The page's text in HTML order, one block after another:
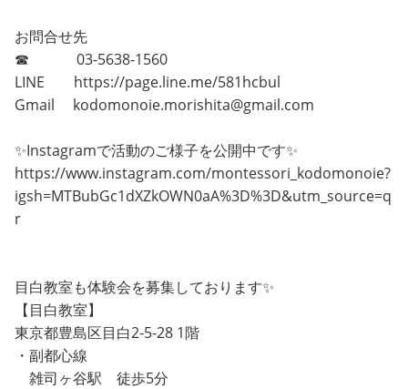
お問合せ先
☎ 03-5638-1560
LINE https://page.line.me/581hcbul
Gmail kodomonoie.morishita@gmail.com
✨Instagramで活動のご様子を公開中です✨
https://www.instagram.com/montessori_kodomonoie?
igsh=MTBubGc1dXZkOWN0aA%3D%3D&utm_source=q
r
目白教室も体験会を募集しております✨
【目白教室】
東京都豊島区目白2-5-28 1階
・副都心線
雑司ヶ谷駅 徒歩5分